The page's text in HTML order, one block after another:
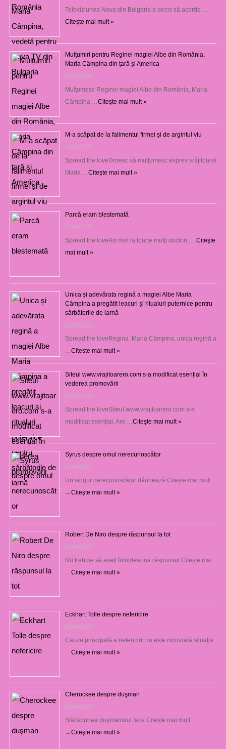
Televiziunea Nova din Bulgaria a decis să acorde …
Citeşte mai mult »
Mulțumiri pentru Reginei magiei Albe din România,
Maria Câmpina din țară și America
22/05/2025
Mulţumesc Reginei magiei Albe din România, Maria
Câmpina … Citeşte mai mult »
M-a scăpat de la falimentul firmei și de argintul viu
13/03/2025
Spread the loveDoresc să mulţumesc expres vrăjitoarei
Maria … Citeşte mai mult »
Parcă eram blestemată
12/03/2025
Spread the loveAm fost la foarte mulţi doctori, … Citeşte
mai mult »
Unica și adevărata regină a magiei Albe Maria
Câmpina a pregătit leacuri și ritualuri puternice pentru
sărbătorile de iarnă
26/12/2023
Spread the loveRegina Maria Câmpina, unica regină a
Citeşte mai mult »
Siteul www.vrajitoarero.com s-a modificat esențial în
vederea promovării
07/12/2023
Spread the loveSiteul www.vrajitoarero.com s-a
modificat esențial. Are … Citeşte mai mult »
Syrus despre omul nerecunoscător
11/09/2023
Un singur nerecunoscător dăunează Citește mai mult
→Citeşte mai mult »
Robert De Niro despre răspunsul la tot
10/09/2023
Nu trebuie să aveți întotdeauna răspunsul Citește mai
Citeşte mai mult »
Eckhart Tolle despre nefericire
09/09/2023
Cauza principală a nefericirii nu este niciodată situaţia
Citeşte mai mult »
Cherockee despre duşman
08/09/2023
Slăbiciunea duşmanului face Citește mai mult
→Citeşte mai mult »